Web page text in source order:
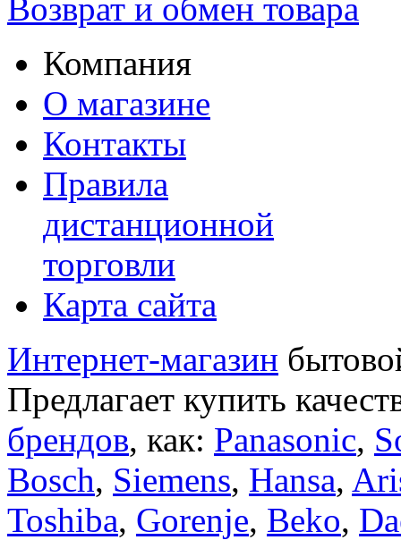
Возврат и обмен товара
Компания
О магазине
Контакты
Правила
дистанционной
торговли
Карта сайта
Интернет-магазин
Предлагает купить
брендов, как: Panasonic,
Bosch, Siemens, Hansa,
Toshiba, Gorenje, Beko,